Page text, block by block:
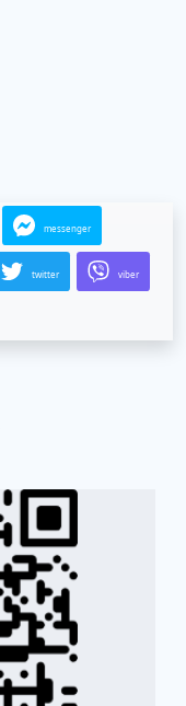
messenger
twitter viber